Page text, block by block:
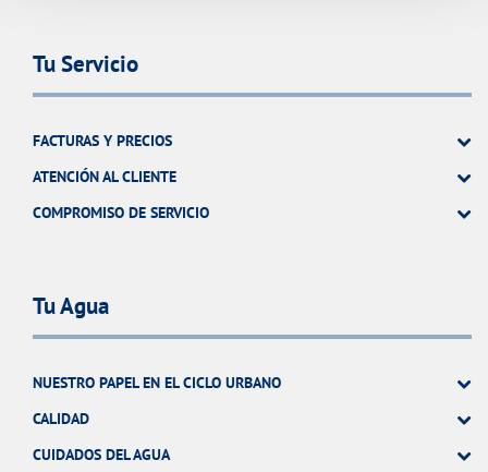
Tu Servicio
FACTURAS Y PRECIOS
ATENCIÓN AL CLIENTE
COMPROMISO DE SERVICIO
Tu Agua
NUESTRO PAPEL EN EL CICLO URBANO
CALIDAD
CUIDADOS DEL AGUA